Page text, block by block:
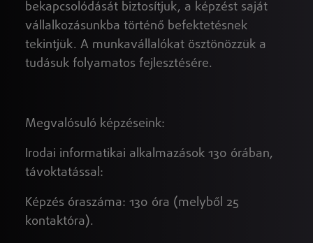
bekapcsolódását biztosítjuk, a képzést saját
vállalkozásunkba történő befektetésnek
tekintjük. A munkavállalókat ösztönözzük a
tudásuk folyamatos fejlesztésére.
Megvalósuló képzéseink:
Irodai informatikai alkalmazások 130 órában,
távoktatással:
Képzés óraszáma: 130 óra (melyből 25
kontaktóra).